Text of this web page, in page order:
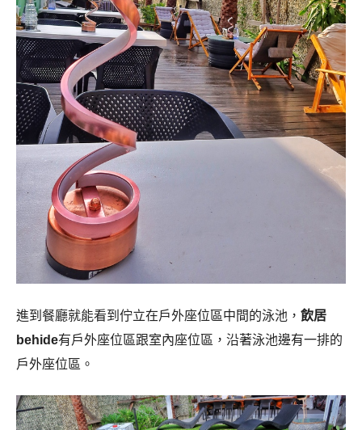
進到餐廳就能看到佇立在戶外座位區中間的泳池， 飲居
behide有戶外座位區跟室內座位區， 沿著泳池邊有一排的
戶外座位區。